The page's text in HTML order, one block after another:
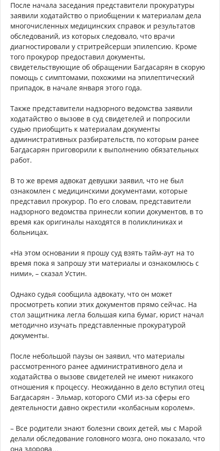
После начала заседания представители прокуратуры
заявили ходатайство о приобщении к материалам дела
многочисленных медицинских справок и результатов
обследований, из которых следовало, что врачи
диагностировали у стритрейсерши эпилепсию. Кроме
того прокурор предоставил документы,
свидетельствующие об обращении Багдасарян в скорую
помощь с симптомами, похожими на эпилептический
припадок, в начале января этого года.
Также представители надзорного ведомства заявили
ходатайство о вызове в суд свидетелей и попросили
судью приобщить к материалам документы
административных разбирательств, по которым ранее
Багдасарян приговорили к выполнению обязательных
работ.
В то же время адвокат девушки заявил, что не был
ознакомлен с медицинскими документами, которые
представил прокурор. По его словам, представители
надзорного ведомства принесли копии документов, в то
время как оригиналы находятся в поликлиниках и
больницах.
«На этом основании я прошу суд взять тайм-аут на то
время пока я запрошу эти материалы и ознакомлюсь с
ними», – сказал Устин.
Однако судья сообщила адвокату, что он может
просмотреть копии этих документов прямо сейчас. На
стол защитника легла большая кипа бумаг, юрист начал
методично изучать представленные прокуратурой
документы.
После небольшой паузы он заявил, что материалы
рассмотренного ранее административного дела и
ходатайства о вызове свидетелей не имеют никакого
отношения к процессу. Неожиданно в дело вступил отец
Багдасарян - Эльмар, которого СМИ из-за сферы его
деятельности давно окрестили «колбасным королем».
– Все родители знают болезни своих детей, мы с Марой
делали обследование головного мозга, оно показало, что
она здорова…